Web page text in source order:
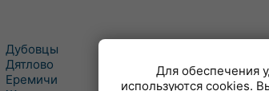
Дубовцы
Дятлово
Еремичи
Мир
Михалишки
Для обеспечения
используются cookies.